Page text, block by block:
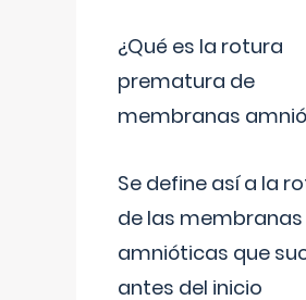
¿Qué es la rotura
prematura de
membranas
Se define así a la
de las membranas
amnióticas que
antes del inicio